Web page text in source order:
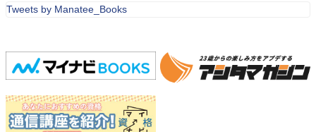
Tweets by Manatee_Books